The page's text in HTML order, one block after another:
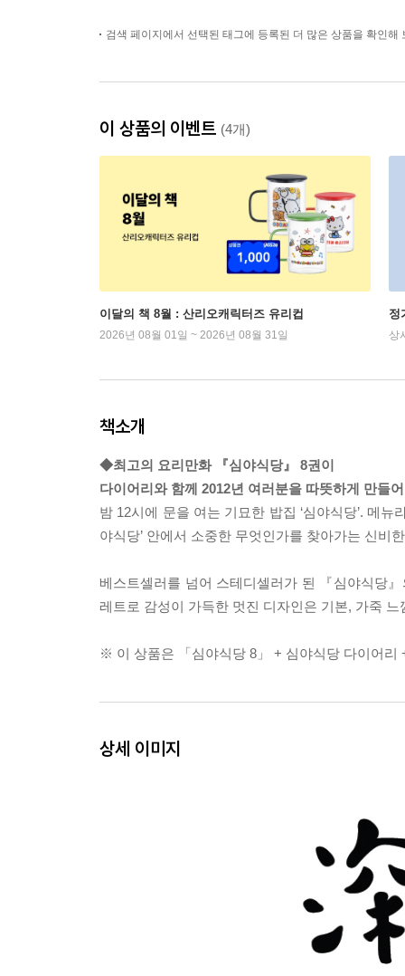
검색 페이지에서 선택된 태그에 등록된 더 많은 상품을 확인해
이 상품의 이벤트 (4개)
이달의 책 8월 : 산리오캐릭터즈 유리컵
2026년 08월 01일 ~ 2026년 08월 31일
정
상
책소개
◆최고의 요리만화 『심야식당』 8권이
다이어리와 함께 2012년 여러분을 따뜻하게 만들
밤 12시에 문을 여는 기묘한 밥집 ‘심야식당’. 메
야식당’ 안에서 소중한 무엇인가를 찾아가는 신비
베스트셀러를 넘어 스테디셀러가 된 『심야식당
레트로 감성이 가득한 멋진 디자인은 기본, 가죽
※ 이 상품은 「심야식당 8」 + 심야식당 다이어리
상세 이미지